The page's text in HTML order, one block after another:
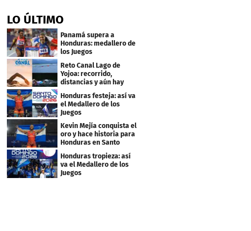
LO ÚLTIMO
Panamá supera a
Honduras: medallero de
los Juegos
Centroamericanos
Reto Canal Lago de
Yojoa: recorrido,
distancias y aún hay
Honduras festeja: así va
el Medallero de los
Juegos
Centroamericanos y
Caribe 2026
Kevin Mejía conquista el
oro y hace historia para
Honduras en Santo
Honduras tropieza: así
va el Medallero de los
Juegos